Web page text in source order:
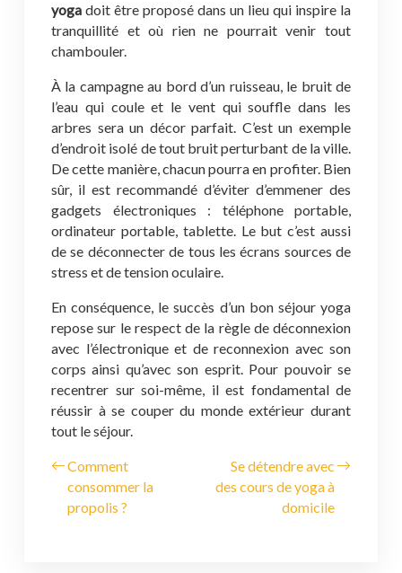
yoga doit être proposé dans un lieu qui inspire la
tranquillité et où rien ne pourrait venir tout
chambouler.
À la campagne au bord d’un ruisseau, le bruit de
l’eau qui coule et le vent qui souffle dans les
arbres sera un décor parfait. C’est un exemple
d’endroit isolé de tout bruit perturbant de la ville.
De cette manière, chacun pourra en profiter. Bien
sûr, il est recommandé d’éviter d’emmener des
gadgets électroniques : téléphone portable,
ordinateur portable, tablette. Le but c’est aussi
de se déconnecter de tous les écrans sources de
stress et de tension oculaire.
En conséquence, le succès d’un bon séjour yoga
repose sur le respect de la règle de déconnexion
avec l’électronique et de reconnexion avec son
corps ainsi qu’avec son esprit. Pour pouvoir se
recentrer sur soi-même, il est fondamental de
réussir à se couper du monde extérieur durant
tout le séjour.
Comment
consommer la
propolis ?
Se détendre avec
des cours de yoga à
domicile